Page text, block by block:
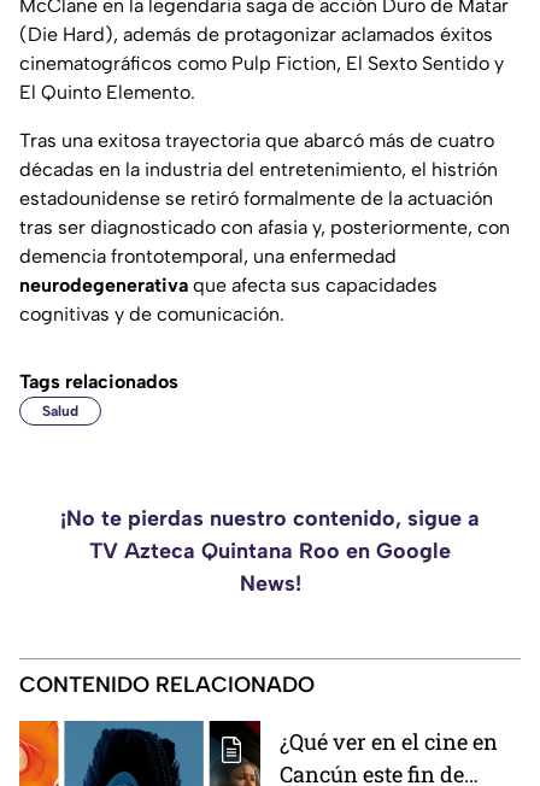
McClane en la legendaria saga de acción Duro de Matar
(Die Hard), además de protagonizar aclamados éxitos
cinematográficos como Pulp Fiction, El Sexto Sentido y
El Quinto Elemento.
Tras una exitosa trayectoria que abarcó más de cuatro
décadas en la industria del entretenimiento, el histrión
estadounidense se retiró formalmente de la actuación
tras ser diagnosticado con afasia y, posteriormente, con
demencia frontotemporal, una enfermedad
neurodegenerativa que afecta sus capacidades
cognitivas y de comunicación.
Tags relacionados
Salud
¡No te pierdas nuestro contenido, sigue a
TV Azteca Quintana Roo en Google
News!
CONTENIDO RELACIONADO
¿Qué ver en el cine en
Cancún este fin de